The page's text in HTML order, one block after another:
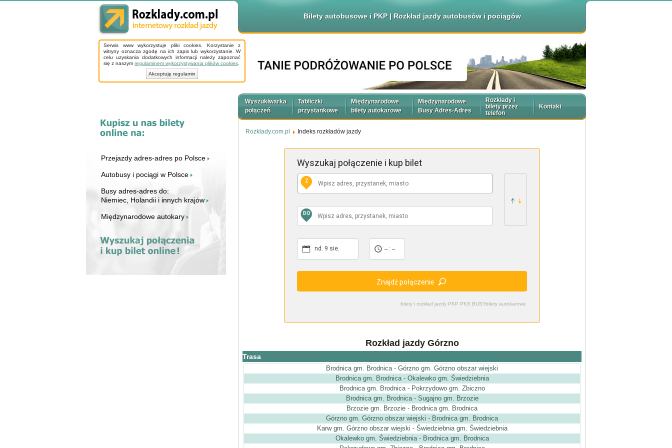
Bilety autobusowe i PKP | Rozkład jazdy autobusów i pociągów
Serwis www wykorzystuje pliki cookies. Korzystanie z
witryny oznacza zgodę na ich zapis lub wykorzystanie. W
celu uzyskania dodatkowych informacji należy zapoznać
się z naszym regulaminem wykorzystywania plików cookies
Akceptuję regulamin
Przejazdy adres-adres po Polsce
Autobusy i pociągi w Polsce
Busy adres-adres do:
Niemiec, Holandii i innych krajów
Międzynarodowe autokary
Wyszukiwarka
połączeń
Tabliczki
przystankowe
Międzynarodowe
bilety autokarowe
Międzynarodowe
Busy Adres-Adres
Rozkłady i
bilety przez
telefon
Kontakt
Rozklady.com.pl Indeks rozkładów jazdy
bilety i rozkład jazdy PKP PKS BUSYbilety autokarowe
Wyszukaj połączenie i kup bilet
Z
DO
nd. 9 sie. -- : --
Znajdź połączenie
Rozkład jazdy Górzno
Trasa
Brodnica gm. Brodnica - Górzno gm. Górzno obszar wiejski
Brodnica gm. Brodnica - Okalewko gm. Świedziebnia
Brodnica gm. Brodnica - Pokrzydowo gm. Zbiczno
Brodnica gm. Brodnica - Sugajno gm. Brzozie
Brzozie gm. Brzozie - Brodnica gm. Brodnica
Górzno gm. Górzno obszar wiejski - Brodnica gm. Brodnica
Karw gm. Górzno obszar wiejski - Świedziebnia gm. Świedziebnia
Okalewko gm. Świedziebnia - Brodnica gm. Brodnica